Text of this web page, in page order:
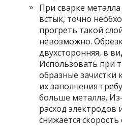
При сварке
встык, точно
прогреть такой
невозможно.
двухсторонняя, в
Использовать при
образные зачистки
их заполнения
больше металла.
расход электродов
снижается скорость